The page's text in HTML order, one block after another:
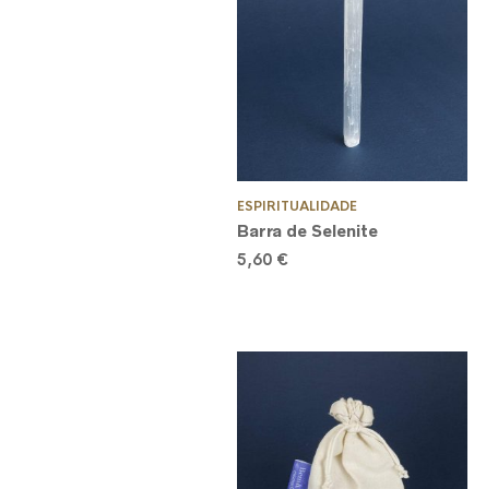
ESPIRITUALIDADE
Barra de Selenite
5,60 €